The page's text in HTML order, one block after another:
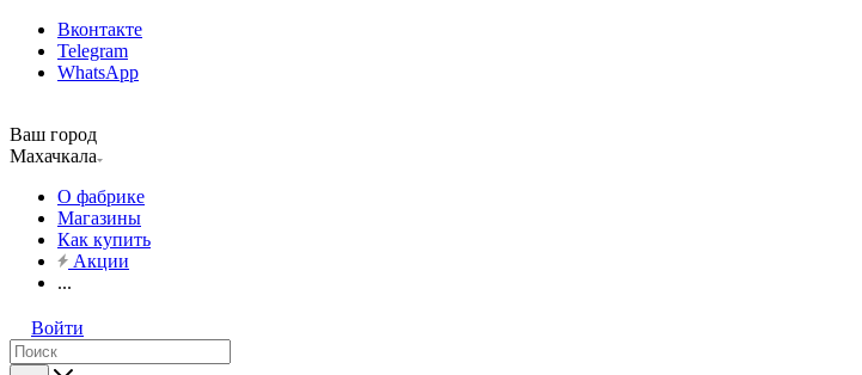
Вконтакте
Telegram
WhatsApp
Ваш город
Махачкала
О фабрике
Магазины
Как купить
Акции
...
Войти